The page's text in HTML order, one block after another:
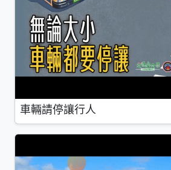
車輛請停讓行人